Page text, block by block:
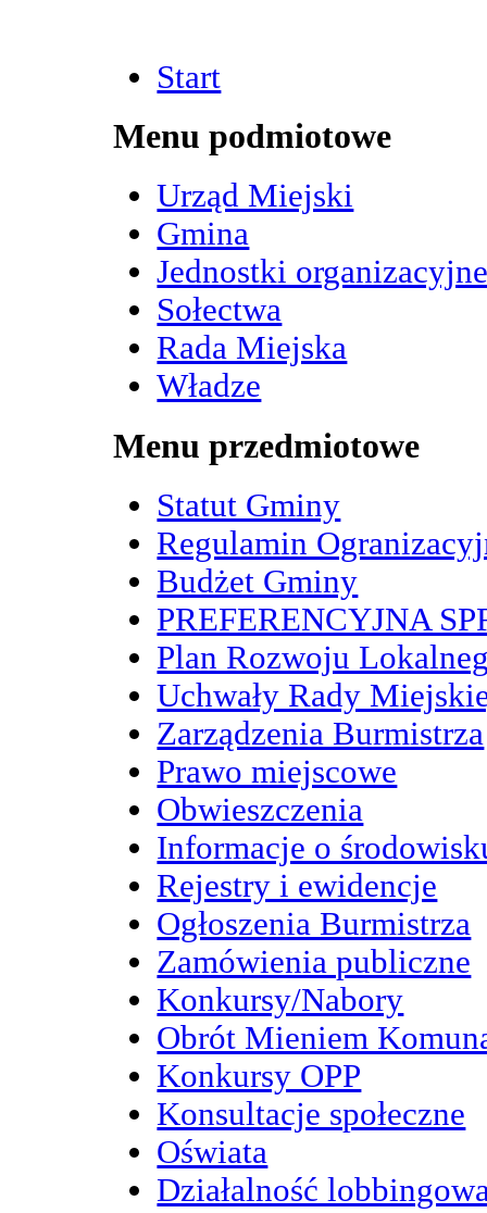
Start
Menu podmiotowe
Urząd Miejski
Gmina
Jednostki
Sołectwa
Rada Miejska
Władze
Menu przedmiotowe
Statut Gminy
Regulamin
Budżet Gminy
PREFERENCYJNA
Plan Rozwoju
Uchwały Rady
Zarządzenia Burmistrza
Prawo miejscowe
Obwieszczenia
Informacje o
Rejestry i ewidencje
Ogłoszenia Burmistrza
Zamówienia publiczne
Konkursy/Nabory
Obrót Mieniem
Konkursy OPP
Konsultacje społeczne
Oświata
Działalność